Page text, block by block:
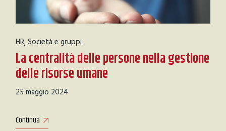
HR Società e gruppi
La centralità delle persone nella gestione
delle risorse umane
25 maggio 2024
Continua